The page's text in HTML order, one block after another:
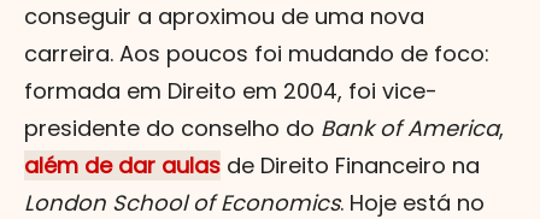
conseguir a aproximou de uma nova
carreira. Aos poucos foi mudando de foco:
formada em Direito em 2004, foi vice-
presidente do conselho do Bank of America,
além de dar aulas de Direito Financeiro na
London School of Economics. Hoje está no